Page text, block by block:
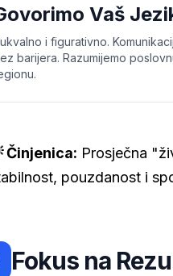
Vaš
i figurativno.
barijera. Razumijemo
Činjenica: Prosječna
pouzdanost i
Fokus na